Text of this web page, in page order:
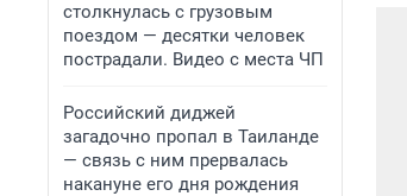
столкнулась с грузовым
поездом — десятки человек
пострадали. Видео с места ЧП
Российский диджей
загадочно пропал в Таиланде
— связь с ним прервалась
накануне его дня рождения